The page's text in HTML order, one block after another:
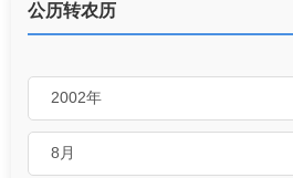
公历转农历